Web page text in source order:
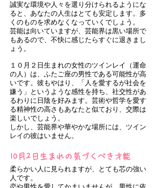
誠実な環境や人々を選り分けられるようにな
ると、あなたの人生はとても安定します。多
くのものを求めなくなっていくでしょう。
芸能は向いていますが、芸能界は黒い場所で
もあるので、不快に感じたらすぐに退きまし
ょう。
１０月２日生まれの女性のツインレイ（運命
の人）は、ふたご座の男性である可能性が高
いです。彼もやはり、「人を愛するが社会を
嫌う」というような感性を持ち、社交性があ
るわりに日陰を好みます。芸術や哲学を愛す
る精神性の高さもあなたと似ており、交際は
楽しいでしょう。
しかし、芸能界や華やかな場所には、ツイン
レイの彼はいません。
10月2日生まれの気づくべき才能
柔らかい人に見られますが、とても芯の強い
人です。